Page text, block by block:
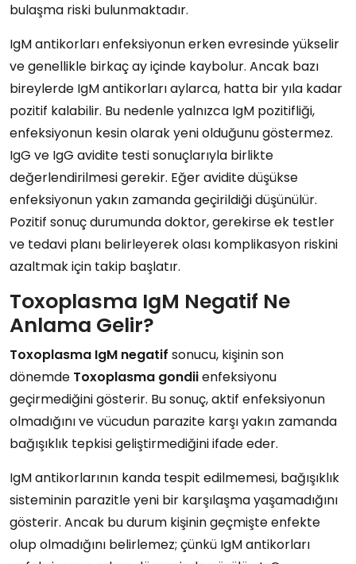
bulaşma riski bulunmaktadır.
IgM antikorları enfeksiyonun erken evresinde yükselir
ve genellikle birkaç ay içinde kaybolur. Ancak bazı
bireylerde IgM antikorları aylarca, hatta bir yıla kadar
pozitif kalabilir. Bu nedenle yalnızca IgM pozitifliği,
enfeksiyonun kesin olarak yeni olduğunu göstermez.
IgG ve IgG avidite testi sonuçlarıyla birlikte
değerlendirilmesi gerekir. Eğer avidite düşükse
enfeksiyonun yakın zamanda geçirildiği düşünülür.
Pozitif sonuç durumunda doktor, gerekirse ek testler
ve tedavi planı belirleyerek olası komplikasyon riskini
azaltmak için takip başlatır.
Toxoplasma IgM Negatif Ne
Anlama Gelir?
Toxoplasma IgM negatif sonucu, kişinin son
dönemde Toxoplasma gondiienfeksiyonu
geçirmediğini gösterir. Bu sonuç, aktif enfeksiyonun
olmadığını ve vücudun parazite karşı yakın zamanda
bağışıklık tepkisi geliştirmediğini ifade eder.
IgM antikorlarının kanda tespit edilmemesi, bağışıklık
sisteminin parazitle yeni bir karşılaşma yaşamadığını
gösterir. Ancak bu durum kişinin geçmişte enfekte
olup olmadığını belirlemez; çünkü IgM antikorları